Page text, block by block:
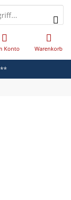
Warenkorb
Konto